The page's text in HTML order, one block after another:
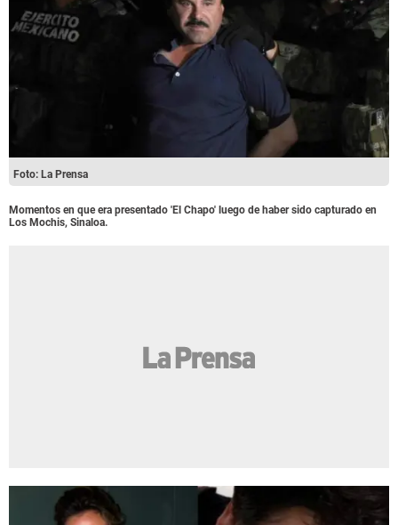
Foto: La Prensa
Momentos en que era presentado 'El Chapo' luego de haber sido capturado en
Los Mochis, Sinaloa.